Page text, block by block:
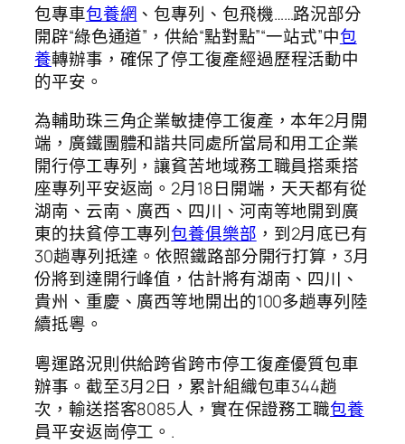
包專車包養網 、包專列、包飛機……路況部分
開辟“綠色通道”，供給“點對點”“一站式”中包
養轉辦事，確保了停工復產經過歷程活動中
的平安。
為輔助珠三角企業敏捷停工復產，本年2月開
端，廣鐵團體和諧共同處所當局和用工企業
開行停工專列，讓貧苦地域務工職員搭乘搭
座專列平安返崗。2月18日開端，天天都有從
湖南、云南、廣西、四川、河南等地開到廣
東的扶貧停工專列包養俱樂部 ，到2月底已有
30趟專列抵達。依照鐵路部分開行打算，3月
份將到達開行峰值，估計將有湖南、四川、
貴州、重慶、廣西等地開出的100多趟專列陸
續抵粵。
粵運路況則供給跨省跨市停工復產優質包車
辦事。截至3月2日，累計組織包車344趟
次，輸送搭客8085人，實在保證務工職包養
員平安返崗停工。.